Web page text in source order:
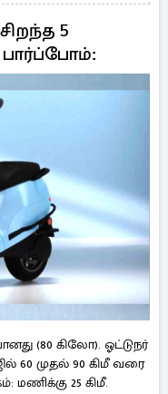
5
(80 கிலோ). ஓட்டுநர்
60 முதல் 90 கிமீ வரை
மணிக்கு 25 கிமீ.